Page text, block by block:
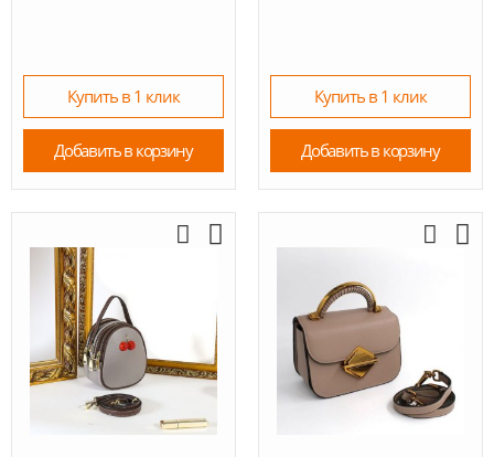
Купить в 1 клик
Добавить в корзину
Купить в 1 клик
Добавить в корзину